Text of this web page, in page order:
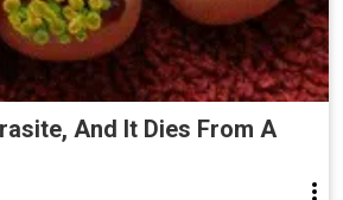
And It Dies From A